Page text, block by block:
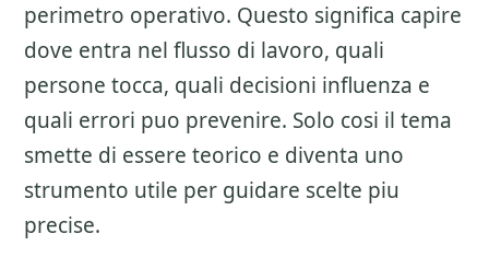
perimetro operativo. Questo significa capire
dove entra nel flusso di lavoro, quali
persone tocca, quali decisioni influenza e
quali errori puo prevenire. Solo cosi il tema
smette di essere teorico e diventa uno
strumento utile per guidare scelte piu
precise.